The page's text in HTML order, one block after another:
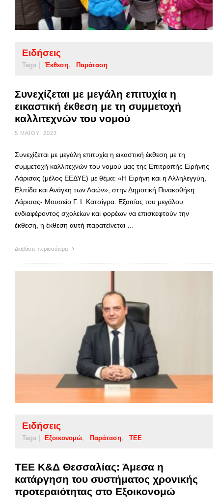
Ειδήσεις
Tags | Έκθεση Παράταση
Συνεχίζεται με μεγάλη επιτυχία η
εικαστική έκθεση με τη συμμετοχή
καλλιτεχνών του νομού
5 ΜΑΪ́ΟΥ, 2023
Συνεχίζεται με μεγάλη επιτυχία η εικαστική έκθεση με τη
συμμετοχή καλλιτεχνών του νομού μας της Επιτροπής Ειρήνης
Λάρισας (μέλος ΕΕΔΥΕ) με θέμα: «Η Ειρήνη και η Αλληλεγγύη,
Ελπίδα και Ανάγκη των Λαών», στην Δημοτική Πινακοθήκη
Λάρισας- Μουσείο Γ. Ι. Κατσίγρα. Εξαιτίας του μεγάλου
ενδιαφέροντος σχολείων και φορέων να επισκεφτούν την
έκθεση, η έκθεση αυτή παρατείνεται …
Διαβάστε περισσότερα
Ειδήσεις
Tags | Εξοικονομώ Παράταση ΤΕΕ
ΤΕΕ Κ&Δ Θεσσαλίας: Άμεσα η
κατάργηση του συστήματος χρονικής
προτεραιότητας στο Εξοικονομώ